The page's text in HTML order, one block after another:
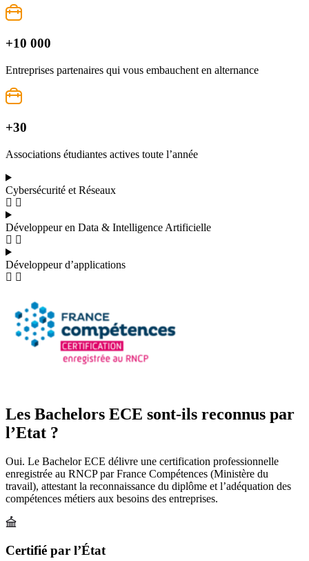
+10 000
Entreprises partenaires qui vous embauchent en alternance
+30
Associations étudiantes actives toute l’année
Cybersécurité et Réseaux
Développeur en Data & Intelligence Artificielle
Développeur d’applications
Les Bachelors ECE sont-ils reconnus par
l’Etat ?
Oui. Le Bachelor ECE délivre une certification professionnelle
enregistrée au RNCP par France Compétences (Ministère du
travail), attestant la reconnaissance du diplôme et l’adéquation des
compétences métiers aux besoins des entreprises.
Certifié par l’État